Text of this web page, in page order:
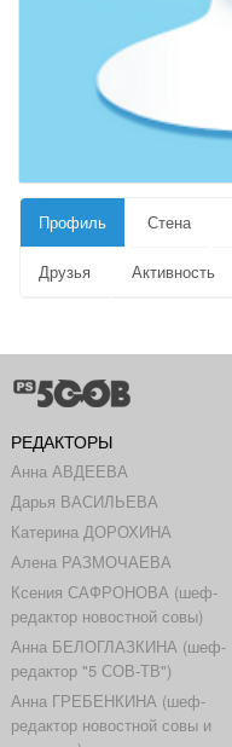
Профиль Стена
Друзья Активность
РЕДАКТОРЫ
Анна АВДЕЕВА
Дарья ВАСИЛЬЕВА
Катерина ДОРОХИНА
Алена РАЗМОЧАЕВА
Ксения САФРОНОВА (шеф-
редактор новостной совы)
Анна БЕЛОГЛАЗКИНА (шеф-
редактор "5 СОВ-ТВ")
Анна ГРЕБЕНКИНА (шеф-
редактор новостной совы и